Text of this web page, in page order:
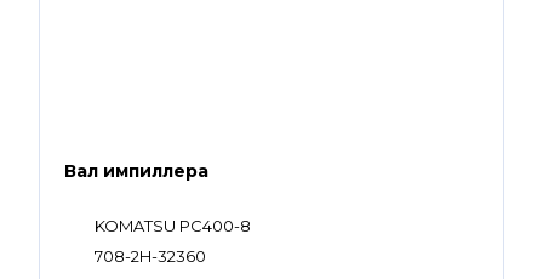
Вал импиллера
KOMATSU PC400-8
708-2H-32360